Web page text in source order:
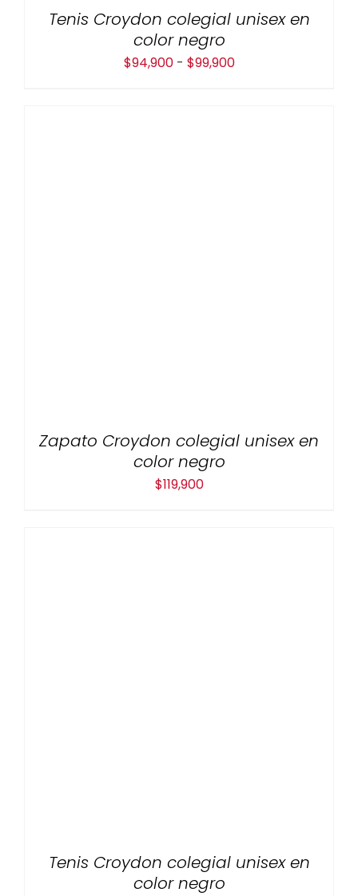
Tenis Croydon colegial unisex en
color negro
$94,900 - $99,900Rango
Zapato Croydon colegial unisex en
color negro
$119,900
Tenis Croydon colegial unisex en
color negro